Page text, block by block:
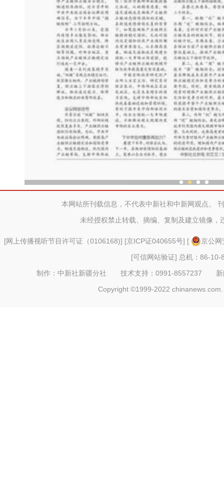
本网站所刊载信息，不代表中新社和中新网观点。
未经授权禁止转载、摘编、复制及建立镜像，
[网上传播视听节目许可证（0106168)] [京ICP证040655号] [
京公
[可信网站验证] 总机：86-10-
制作：中新社新疆分社 技术支持：0991-8557237
Copyright ©1999-2022